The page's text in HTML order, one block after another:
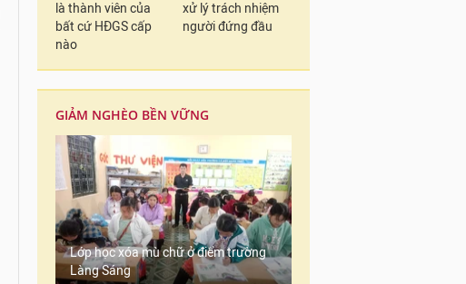
là thành viên của
bất cứ HĐGS cấp
nào
xử lý trách nhiệm
người đứng đầu
GIẢM NGHÈO BỀN VỮNG
Lớp học xóa mù chữ ở điểm trường
Làng Sáng